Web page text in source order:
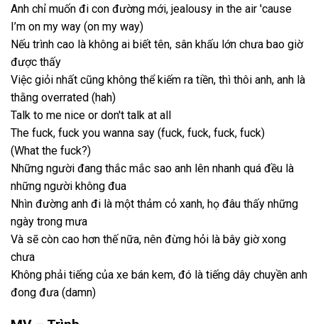
Anh chỉ muốn đi con đường mới, jealousy in the air ′cause
I’m on my way (on my way)
Nếu trình cao là không ai biết tên, sân khấu lớn chưa bao giờ
được thấy
Việc giỏi nhất cũng không thể kiếm ra tiền, thì thôi anh, anh là
thằng overrated (hah)
Talk to me nice or don′t talk at all
The fuck, fuck you wanna say (fuck, fuck, fuck, fuck)
(What the fuck?)
Những người đang thắc mắc sao anh lên nhanh quá đều là
những người không đua
Nhìn đường anh đi là một thảm cỏ xanh, họ đâu thấy những
ngày trong mưa
Và sẽ còn cao hơn thế nữa, nên đừng hỏi là bây giờ xong
chưa
Không phải tiếng của xe bán kem, đó là tiếng dây chuyền anh
đong đưa (damn)